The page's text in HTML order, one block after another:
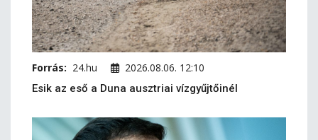
Forrás: 24.hu 2026.08.06. 12:10
Esik az eső a Duna ausztriai vízgyűjtőinél